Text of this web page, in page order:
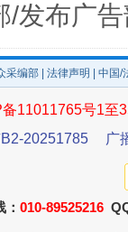
/发布广
采编部 法律声明 | 中国
11011765号1至
20251785
广
010-89525216